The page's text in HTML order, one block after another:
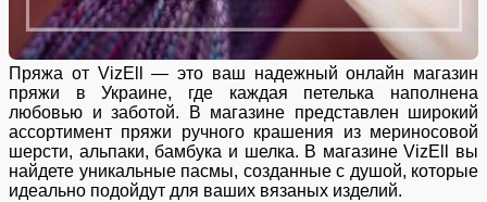
Пряжа от VizEll — это ваш надежный онлайн магазин
пряжи в Украине, где каждая петелька наполнена
любовью и заботой. В магазине представлен широкий
ассортимент пряжи ручного крашения из мериносовой
шерсти, альпаки, бамбука и шелка. В магазине VizEll вы
найдете уникальные пасмы, созданные с душой, которые
идеально подойдут для ваших вязаных изделий.